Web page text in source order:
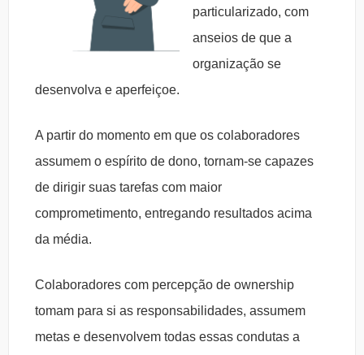
particularizado, com
anseios de que a
organização se
desenvolva e aperfeiçoe.
A partir do momento em que os colaboradores
assumem o espírito de dono, tornam-se capazes
de dirigir suas tarefas com maior
comprometimento, entregando resultados acima
da média.
Colaboradores com percepção de ownership
tomam para si as responsabilidades, assumem
metas e desenvolvem todas essas condutas a